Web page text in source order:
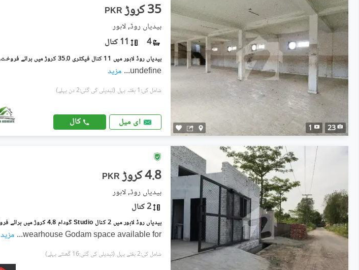
23
1
PKR 35 کروڑ
بیدیاں روڈ, لاہور
4
11 کنال
بیدیاں روڈ لاہور میں 11 کنال فیکٹری 35.0 کروڑ میں برائے فروخت۔
undefine
... مزید
شامل کی:1 ہفتہ پہل (تبدیلی کی گئی:2 دن پہلے)
ای میل کال
PKR 4.8 کروڑ
بیدیاں روڈ, لاہور
2 کنال
بیدیاں روڈ لاہور میں 2 کنال Studio گودام 4.8 کروڑ میں برائے فروخت۔
wearhouse Godam space available for
... مزید
شامل کی:2 ہفتے پہل (تبدیلی کی گئی:16 گھنٹے پہلے)